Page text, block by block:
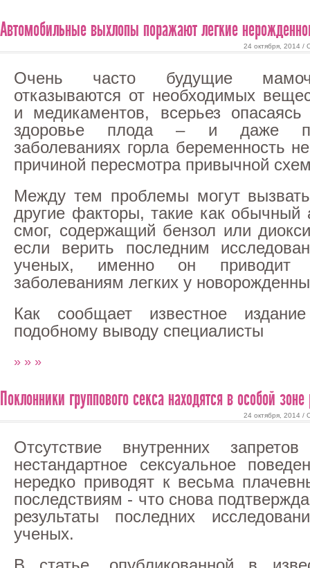
Автомобильные выхлопы поражают легкие
24 октября, 2014 /
Очень часто будущие
отказываются от необходимых
и медикаментов, всерьез опасаясь
здоровье плода – и даже
заболеваниях горла беременность
причиной пересмотра привычной
Между тем проблемы могут
другие факторы, такие как обычный
смог, содержащий бензол или
если верить последним
ученых, именно он приводит
заболеваниям легких у
Как сообщает известное
подобному выводу специалисты
» » »
Поклонники группового секса находятся в особой зоне
24 октября, 2014 /
Отсутствие внутренних
нестандартное сексуальное
нередко приводят к весьма
последствиям - что снова
результаты последних
ученых.